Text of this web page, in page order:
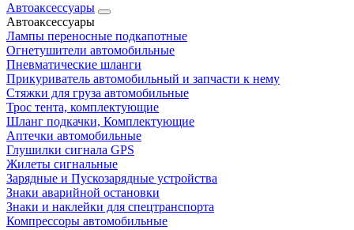
Автоаксессуары
Автоаксессуары
Лампы переносные подкапотные
Огнетушители автомобильные
Пневматические шланги
Прикуриватель автомобильный и запчасти к нему
Стяжки для груза автомобильные
Трос тента, комплектующие
Шланг подкачки, Комплектующие
Аптечки автомобильные
Глушилки сигнала GPS
Жилеты сигнальные
Зарядные и Пускозарядные устройства
Знаки аварийной остановки
Знаки и наклейки для спецтранспорта
Компрессоры автомобильные